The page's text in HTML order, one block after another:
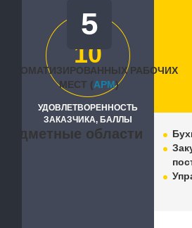
10
УДОВЛЕТВОРЕННОСТЬ
ЗАКАЗЧИКА, БАЛЛЫ
5
АВТОМАТИЗИРОВАННЫХ РАБОЧИХ
МЕСТ (APM)
Предметные области